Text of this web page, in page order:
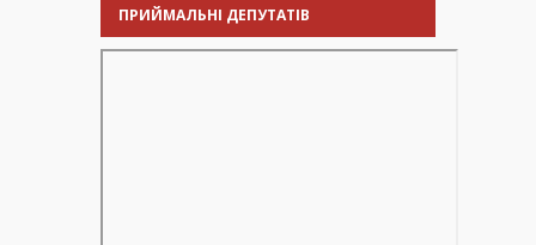
ПРИЙМАЛЬНІ ДЕПУТАТІВ